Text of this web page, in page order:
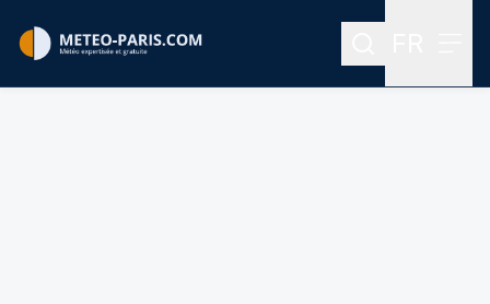
Rechercher